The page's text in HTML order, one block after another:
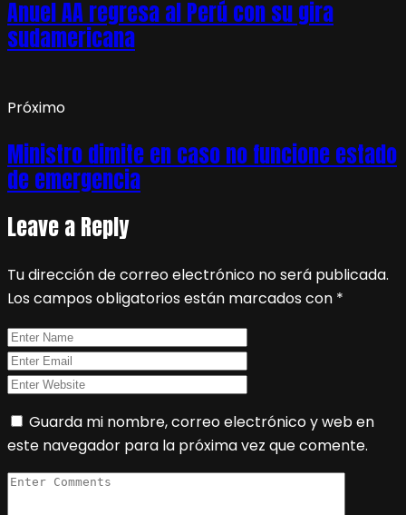
Anuel AA regresa al Perú con su gira
sudamericana
Próximo
Ministro dimite en caso no funcione estado
de emergencia
Leave a Reply
Tu dirección de correo electrónico no será publicada.
Los campos obligatorios están marcados con *
Guarda mi nombre, correo electrónico y web en
este navegador para la próxima vez que comente.